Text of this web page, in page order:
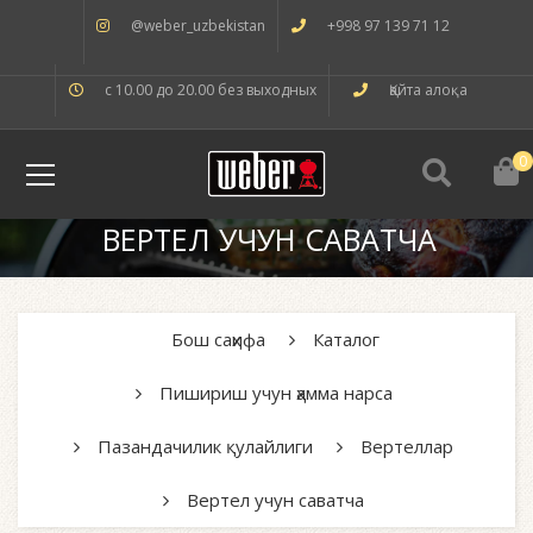
@weber_uzbekistan +998 97 139 71 12
с 10.00 до 20.00 без выходных Қайта алоқа
0
ВЕРТЕЛ УЧУН САВАТЧА
Бош саҳифа Каталог
Пишириш учун ҳамма нарса
Пазандачилик қулайлиги Вертеллар
Вертел учун саватча